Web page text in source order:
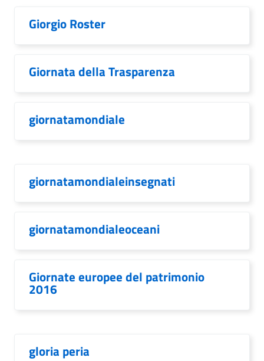
Giorgio Roster
Giornata della Trasparenza
giornatamondiale
giornatamondialeinsegnati
giornatamondialeoceani
Giornate europee del patrimonio
2016
gloria peria